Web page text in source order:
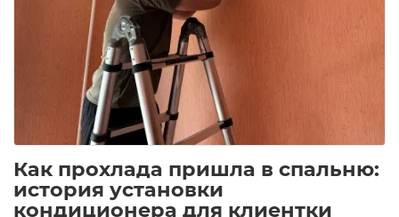
Как прохлада пришла в спальню:
история установки
кондиционера для клиентки